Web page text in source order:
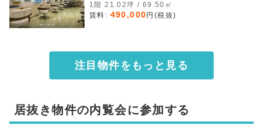
1階 21.02坪 / 69.50㎡
賃料: 490,000 円(税抜)
注目物件をもっと見る
居抜き物件の内覧会に参加する